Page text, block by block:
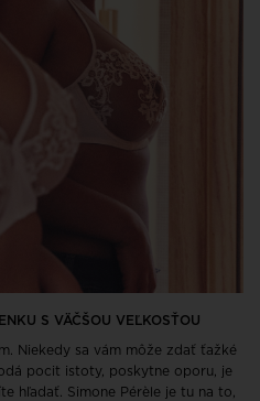
S VÄČŠOU VEĽKOSŤOU
Niekedy sa vám môže zdať ťažké
pocit istoty, poskytne oporu, je
hľadať. Simone Pérèle je tu na to,